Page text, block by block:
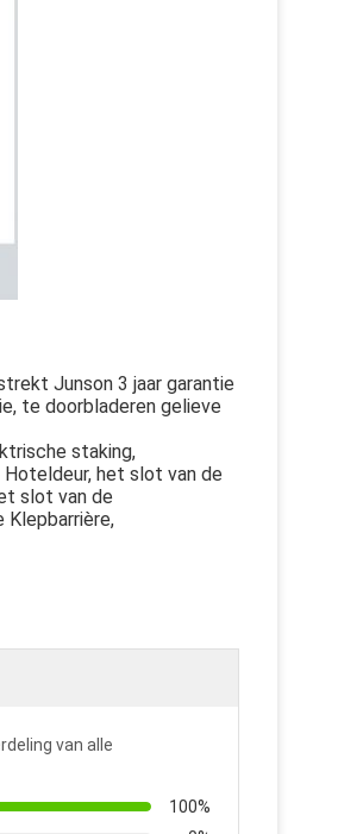
Junson 3 jaar garantie
te doorbladeren gelieve
staking,
Hoteldeur, het slot van de
slot van de
Klepbarrière,
van alle
100%